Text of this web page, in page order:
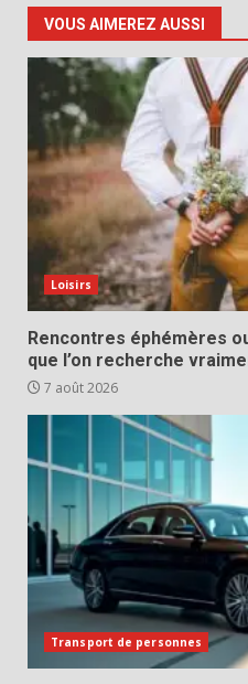
VOUS AIMEREZ AUSSI
Loisirs
Rencontres éphémères
que l’on recherche
7 août 2026
Transport de personnes